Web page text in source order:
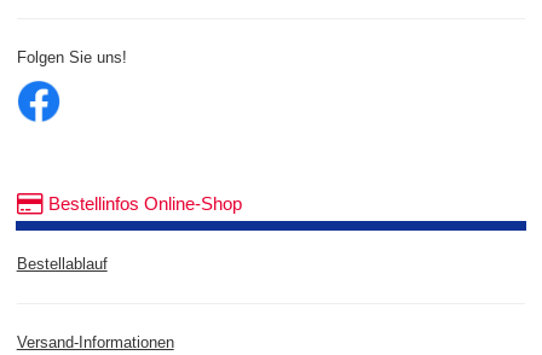
Folgen Sie uns!
Bestellinfos Online-Shop
Bestellablauf
Versand-Informationen